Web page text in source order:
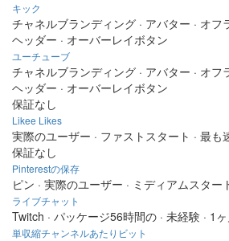
キック
チャネルブランディング · アバター · オフ
ヘッダー · オーバーレイボタン
ユーチューブ
チャネルブランディング · アバター · オフ
ヘッダー · オーバーレイボタン
保証なし
Likee Likes
実際のユーザー · ファストスタート · 最も
保証なし
Pinterestの保存
ピン · 実際のユーザー · ミディアムスター
ライブチャット
Twitch · パッケージ56時間の · 未経験 · 1ヶ
単収縮チャンネルあたりビット